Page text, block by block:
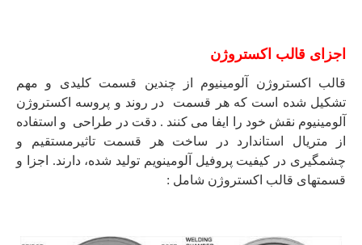
اجزای قالب اکستروژن
قالب اکستروژن آلومینیوم از چندین قسمت کلیدی و مهم
تشکیل شده است که هر قسمت در روند و پروسه اکستروژن
آلومینیوم نقش خود را ایفا می کنند . دقت در طراحی و استفاده
از متریال استاندارد در ساخت هر قسمت تاثیرمستقیم و
چشمگیری در کیفیت پروفیل آلومینویم تولید شده، دارند. اجزا و
قسمتهای قالب اکستروژن شامل :